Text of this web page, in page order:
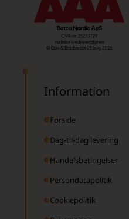
Information
Forside
Dag-til-dag levering
Handelsbetingelser
Persondatapolitik
Cookiepolitik